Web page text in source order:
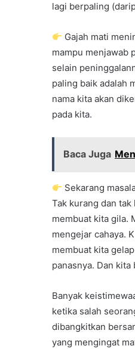
lagi berpaling
Gajah mati
mampu menjawab
selain
paling baik adalah
nama kita akan
pada kita.
Baca Juga
Sekarang
Tak kurang dan
membuat kita gila.
mengejar cahaya.
membuat kita
panasnya. Dan
Banyak
ketika salah
dibangkitkan
yang mengingat